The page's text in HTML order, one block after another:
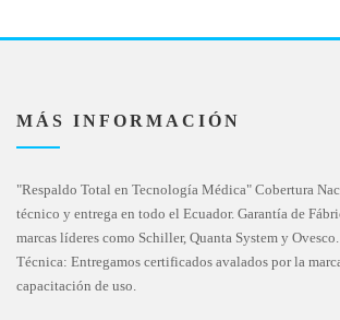
MÁS INFORMACIÓN
"Respaldo Total en Tecnología Médica" Cobertura
técnico y entrega en todo el Ecuador. Garantía de
marcas líderes como Schiller, Quanta System y
Técnica: Entregamos certificados avalados por la
capacitación de uso.